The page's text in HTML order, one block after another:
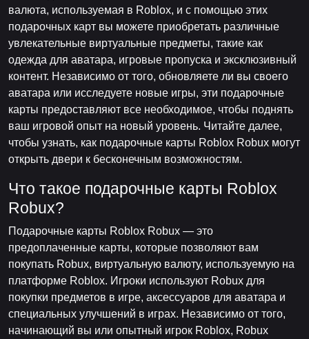
валюта, используемая в Roblox, и с помощью этих
подарочных карт вы можете приобретать различные
увлекательные виртуальные предметы, такие как
одежда для аватара, игровые пропуска и эксклюзивный
контент. Независимо от того, обновляете ли вы своего
аватара или исследуете новые игры, эти подарочные
карты предоставляют все необходимое, чтобы поднять
ваш игровой опыт на новый уровень. Читайте далее,
чтобы узнать, как подарочные карты Roblox Robux могут
открыть двери к бесконечным возможностям.
Что такое подарочные карты Roblox
Robux?
Подарочные карты Roblox Robux — это
предоплаченные карты, которые позволяют вам
покупать Robux, виртуальную валюту, используемую на
платформе Roblox. Игроки используют Robux для
покупки предметов в игре, аксессуаров для аватара и
специальных улучшений в играх. Независимо от того,
начинающий вы или опытный игрок Roblox, Robux